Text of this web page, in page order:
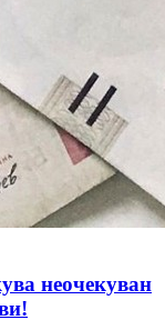
неочекуван